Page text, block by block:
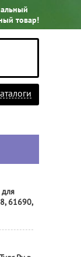
товар!
61690,